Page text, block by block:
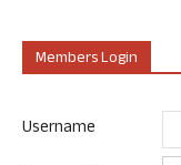
Members Login
Username